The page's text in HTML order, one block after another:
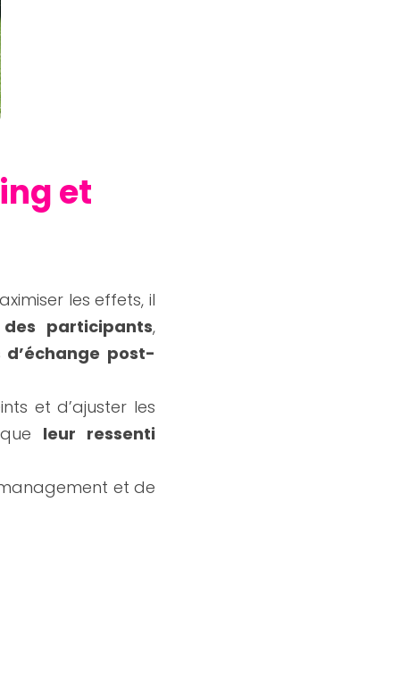
et
les effets, il
participants,
d’échange post-
et d’ajuster les
leur ressenti